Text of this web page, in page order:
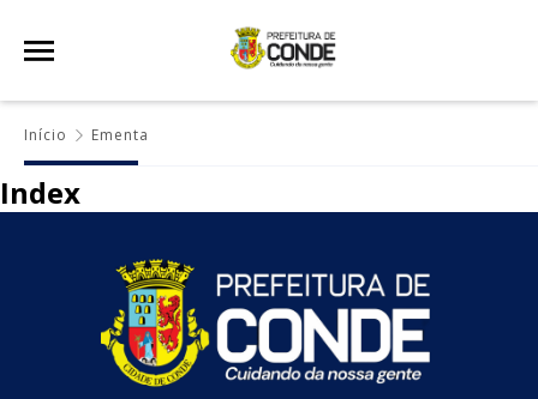
Início Ementa
Index